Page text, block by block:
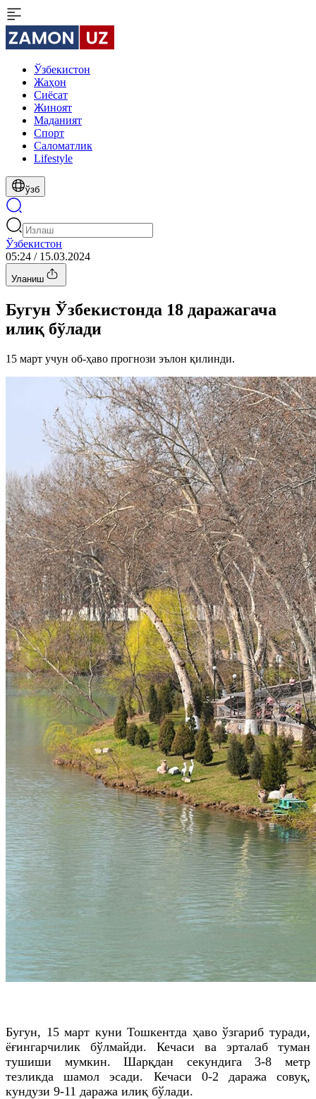
Ўзбекистон
Жаҳон
Сиёсат
Жиноят
Маданият
Спорт
Cаломатлик
Lifestyle
ўзб
Ўзбекистон
05:24 / 15.03.2024
Уланиш
Бугун Ўзбекистонда 18 даражагача
илиқ бўлади
15 март учун об-ҳаво прогнози эълон қилинди.
Бугун, 15 март куни Тошкентда ҳаво ўзгариб туради,
ёғингарчилик бўлмайди. Кечаси ва эрталаб туман
тушиши мумкин. Шарқдан секундига 3-8 метр
тезликда шамол эсади. Кечаси 0-2 даража совуқ,
кундузи 9-11 даража илиқ бўлади.